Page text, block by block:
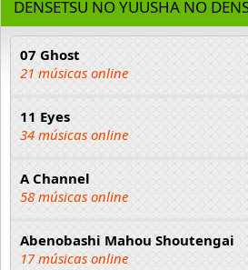
DENSETSU NO YUUSHA NO
07 Ghost
21 músicas online
11 Eyes
34 músicas online
A Channel
58 músicas online
Abenobashi Mahou Shoutengai
17 músicas online